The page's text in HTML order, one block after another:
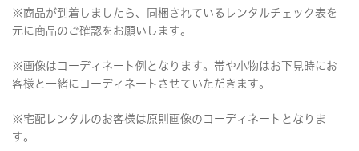
※商品が到着しましたら、同梱されているレンタルチェック表を
元に商品のご確認をお願いします。
※画像はコーディネート例となります。帯や小物はお下見時にお
客様と一緒にコーディネートさせていただきます。
※宅配レンタルのお客様は原則画像のコーディネートとなりま
す。